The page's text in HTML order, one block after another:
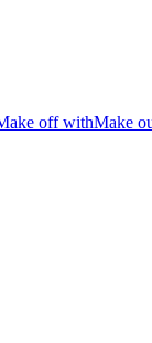
off withMake